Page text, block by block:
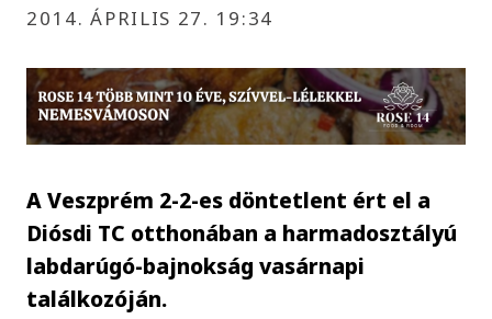
2014. ÁPRILIS 27. 19:34
A Veszprém 2-2-es döntetlent ért el a
Diósdi TC otthonában a harmadosztályú
labdarúgó-bajnokság vasárnapi
találkozóján.